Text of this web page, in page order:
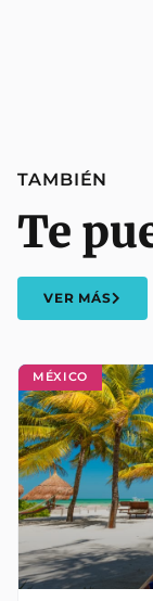
MÉXICO
TAMBIÉN
Te
VER MÁS